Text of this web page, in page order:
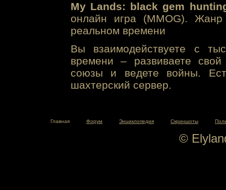
My Lands: black gem
онлайн игра (MMOG). Жанр
реальном времени
Вы взаимодействуете с
времени – развиваете свой
союзы и ведете войны.
шахтерский сервер.
Главная Форум Энциклопедия Скриншоты
©